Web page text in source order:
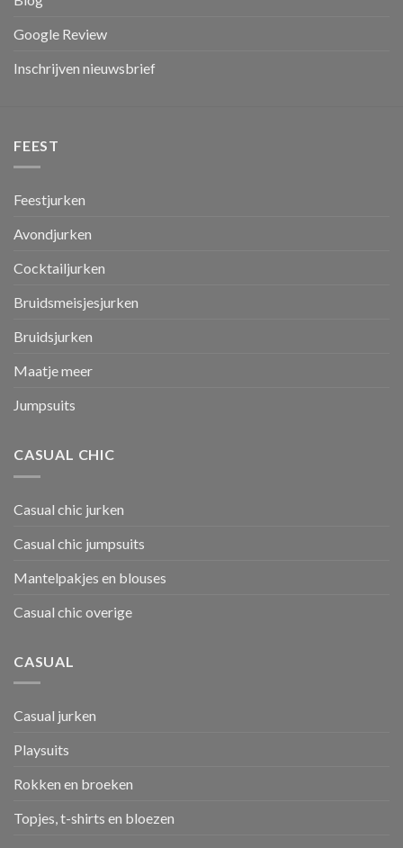
Google Review
Inschrijven nieuwsbrief
FEEST
Feestjurken
Avondjurken
Cocktailjurken
Bruidsmeisjesjurken
Bruidsjurken
Maatje meer
Jumpsuits
CASUAL CHIC
Casual chic jurken
Casual chic jumpsuits
Mantelpakjes en blouses
Casual chic overige
CASUAL
Casual jurken
Playsuits
Rokken en broeken
Topjes, t-shirts en bloezen